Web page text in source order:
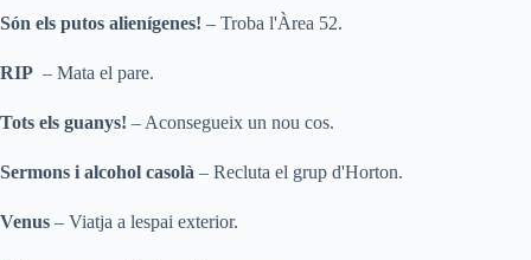
Són els putos alienígenes! – Troba l'Àrea 52.
RIP – Mata el pare.
Tots els guanys! – Aconsegueix un nou cos.
Sermons i alcohol casolà – Recluta el grup d'Horton.
Venus – Viatja a lespai exterior.